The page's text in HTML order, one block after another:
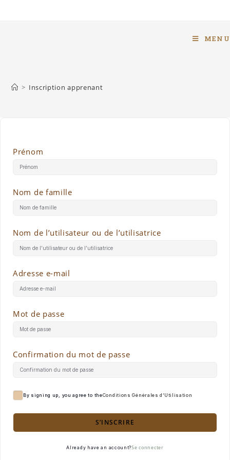
MENU
> Inscription apprenant
Prénom
Nom de famille
Nom de l’utilisateur ou de l’utilisatrice
Adresse e-mail
Mot de passe
Confirmation du mot de passe
By signing up, you agree to theConditions Générales d’Utilisation
S’INSCRIRE
Already have an account?Se connecter